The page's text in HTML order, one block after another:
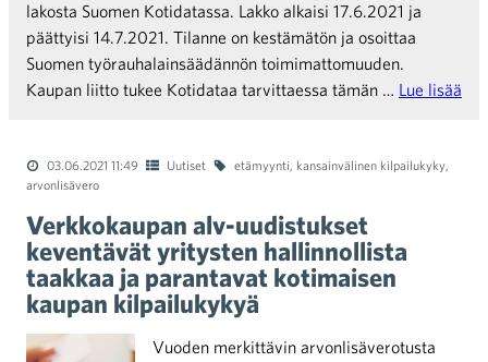
lakosta Suomen Kotidatassa. Lakko alkaisi 17.6.2021 ja
päättyisi 14.7.2021. Tilanne on kestämätön ja osoittaa
Suomen työrauhalainsäädännön toimimattomuuden.
Kaupan liitto tukee Kotidataa tarvittaessa tämän … Lue lisää
03.06.2021 11:49 Uutiset etämyynti, kansainvälinen kilpailukyky,
arvonlisävero
Verkkokaupan alv-uudistukset
keventävät yritysten hallinnollista
taakkaa ja parantavat kotimaisen
kaupan kilpailukykyä
Vuoden merkittävin arvonlisäverotusta